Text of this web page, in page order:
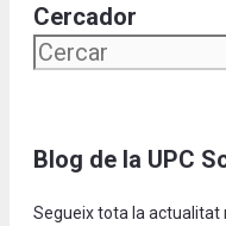
Cercador
Blog de la UPC
Segueix tota la actualitat